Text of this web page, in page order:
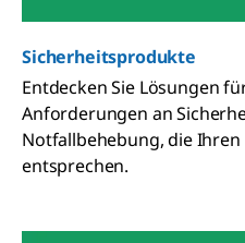
Sicherheitsprodukte
Entdecken Sie Lösungen
Anforderungen an
Notfallbehebung, die
entsprechen.